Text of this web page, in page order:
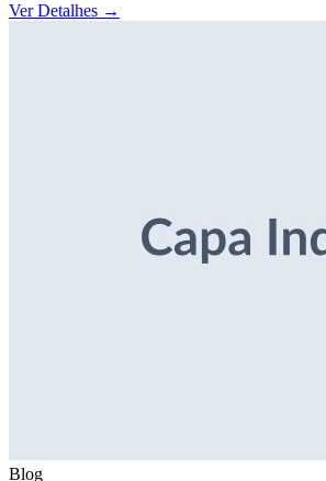
Ver Detalhes →
Blog